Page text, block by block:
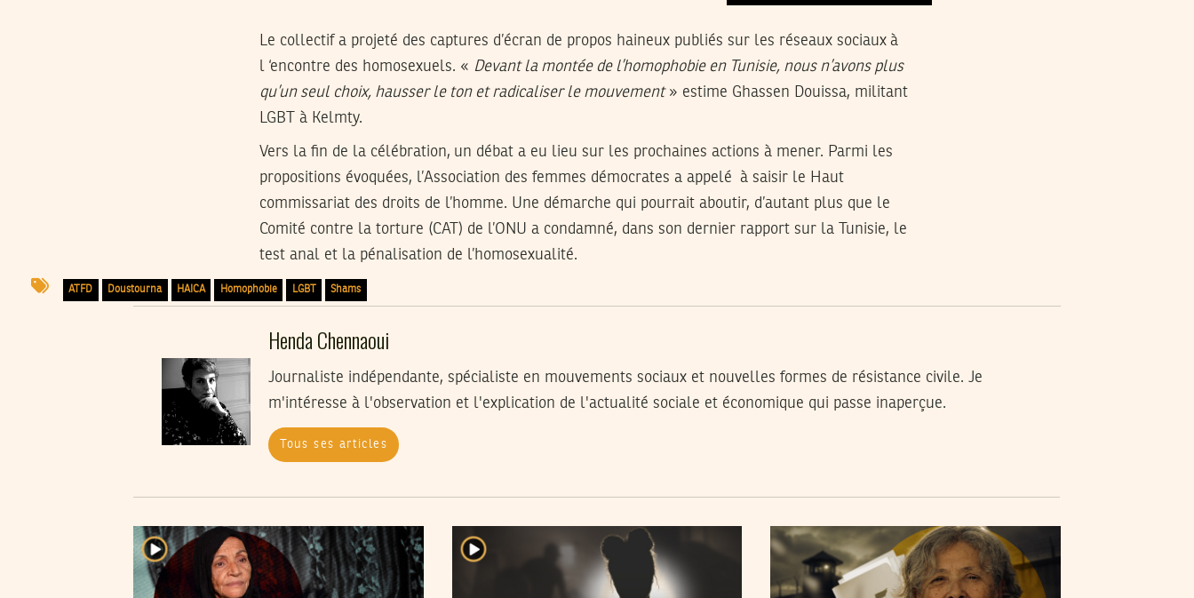
Le collectif a projeté des captures d’écran de propos haineux publiés sur les réseaux sociaux à
l ‘encontre des homosexuels. « Devant la montée de l’homophobie en Tunisie, nous n’avons plus
qu’un seul choix, hausser le ton et radicaliser le mouvement» estime Ghassen Douissa, militant
LGBT à Kelmty.
Vers la fin de la célébration, un débat a eu lieu sur les prochaines actions à mener. Parmi les
propositions évoquées, l’Association des femmes démocrates a appelé à saisir le Haut
commissariat des droits de l’homme. Une démarche qui pourrait aboutir, d’autant plus que le
Comité contre la torture (CAT) de l’ONU a condamné, dans son dernier rapport sur la Tunisie, le
test anal et la pénalisation de l’homosexualité.
ATFD Doustourna HAICA Homophobie LGBT Shams
Henda Chennaoui
Journaliste indépendante, spécialiste en mouvements sociaux et nouvelles formes de résistance civile. Je
m'intéresse à l'observation et l'explication de l'actualité sociale et économique qui passe inaperçue.
Tous ses articles